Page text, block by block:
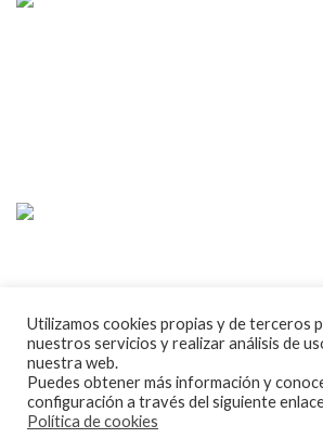
Parque Empresarial Las Condas , Nave 1
05440 Piedralaves-Ávila
603 57 44 50
Utilizamos cookies propias y de terceros
nuestros servicios y realizar análisis de
nuestra web.
Puedes obtener más información y
configuración a través del siguiente
Política de cookies